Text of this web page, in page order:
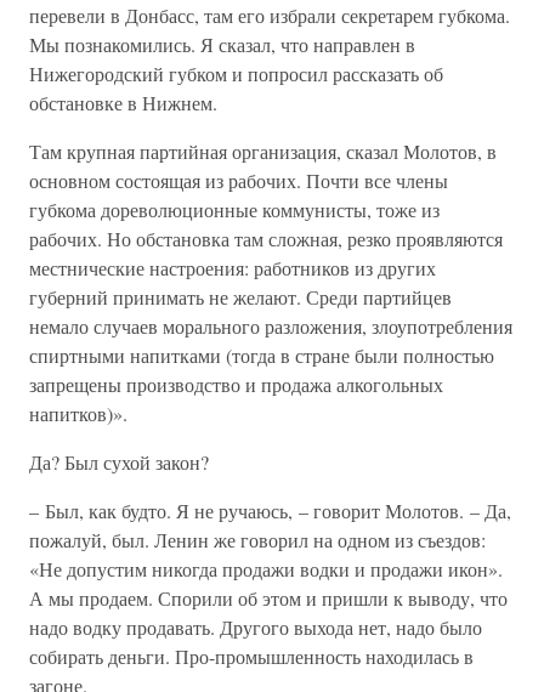
перевели в Донбасс, там его избрали секретарем губкома.
Мы познакомились. Я сказал, что направлен в
Нижегородский губком и попросил рассказать об
обстановке в Нижнем.
Там крупная партийная организация, сказал Молотов, в
основном состоящая из рабочих. Почти все члены
губкома дореволюционные коммунисты, тоже из
рабочих. Но обстановка там сложная, резко проявляются
местнические настроения: работников из других
губерний принимать не желают. Среди партийцев
немало случаев морального разложения, злоупотребления
спиртными напитками (тогда в стране были полностью
запрещены производство и продажа алкогольных
напитков)».
Да? Был сухой закон?
– Был, как будто. Я не ручаюсь, – говорит Молотов. – Да,
пожалуй, был. Ленин же говорил на одном из съездов:
«Не допустим никогда продажи водки и продажи икон».
А мы продаем. Спорили об этом и пришли к выводу, что
надо водку продавать. Другого выхода нет, надо было
собирать деньги. Про-промышленность находилась в
загоне.